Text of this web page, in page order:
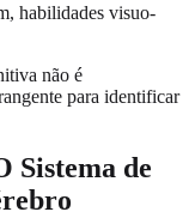
habilidades visuo-
não é
para identificar
Sistema de